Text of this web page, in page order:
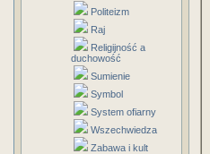
Politeizm
Raj
Religijność a
duchowość
Sumienie
Symbol
System ofiarny
Wszechwiedza
Zabawa i kult